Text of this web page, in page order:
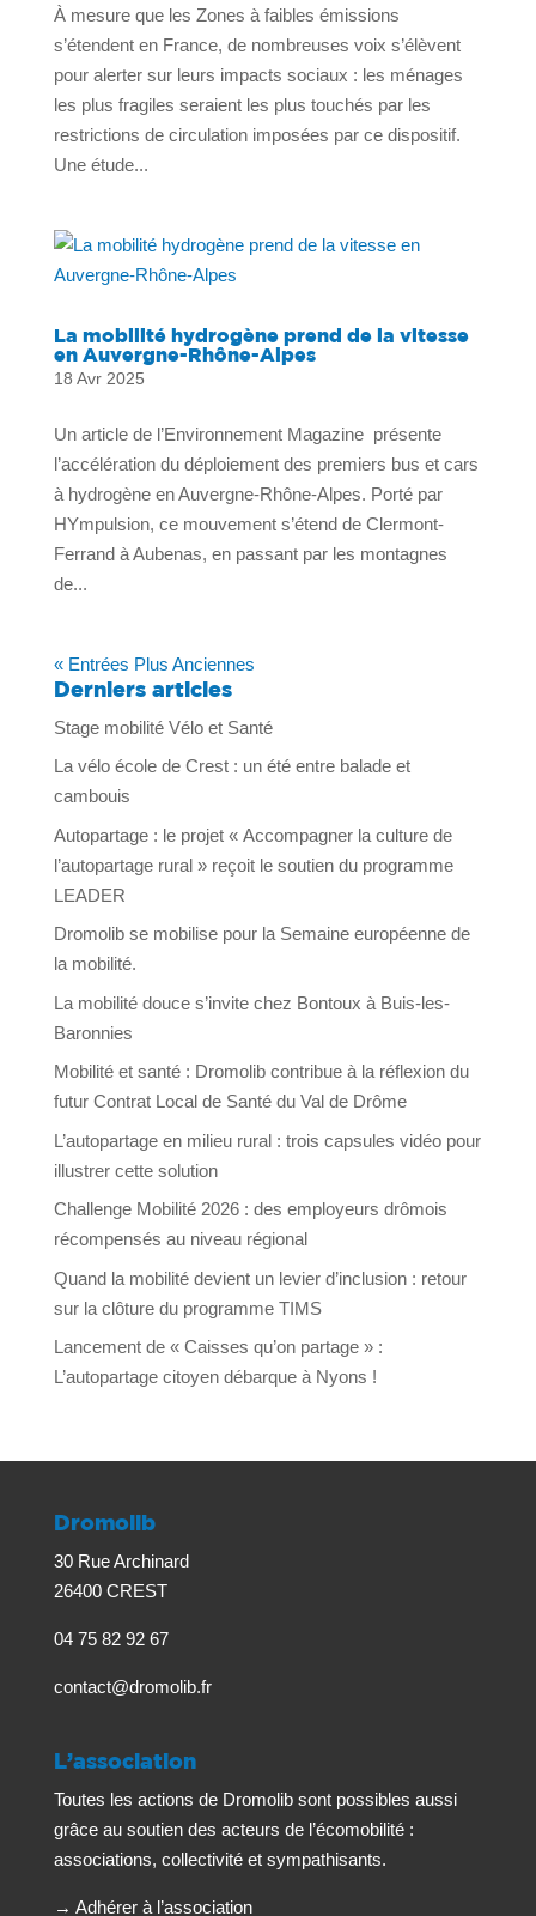
À mesure que les Zones à faibles émissions
s’étendent en France, de nombreuses voix s’élèvent
pour alerter sur leurs impacts sociaux : les ménages
les plus fragiles seraient les plus touchés par les
restrictions de circulation imposées par ce dispositif.
Une étude...
La mobilité hydrogène prend de la vitesse
en Auvergne-Rhône-Alpes
18 Avr 2025
Un article de l’Environnement Magazine présente
l’accélération du déploiement des premiers bus et cars
à hydrogène en Auvergne-Rhône-Alpes. Porté par
HYmpulsion, ce mouvement s’étend de Clermont-
Ferrand à Aubenas, en passant par les montagnes
de...
« Entrées Plus Anciennes
Derniers articles
Stage mobilité Vélo et Santé
La vélo école de Crest : un été entre balade et
cambouis
Autopartage : le projet « Accompagner la culture de
l’autopartage rural » reçoit le soutien du programme
LEADER
Dromolib se mobilise pour la Semaine européenne de
la mobilité.
La mobilité douce s’invite chez Bontoux à Buis-les-
Baronnies
Mobilité et santé : Dromolib contribue à la réflexion du
futur Contrat Local de Santé du Val de Drôme
L’autopartage en milieu rural : trois capsules vidéo pour
illustrer cette solution
Challenge Mobilité 2026 : des employeurs drômois
récompensés au niveau régional
Quand la mobilité devient un levier d’inclusion : retour
sur la clôture du programme TIMS
Lancement de « Caisses qu’on partage » :
L’autopartage citoyen débarque à Nyons !
Dromolib
30 Rue Archinard
26400 CREST
04 75 82 92 67
contact@dromolib.fr
L’association
Toutes les actions de Dromolib sont possibles aussi
grâce au soutien des acteurs de l’écomobilité :
associations, collectivité et sympathisants.
→ Adhérer à l’association